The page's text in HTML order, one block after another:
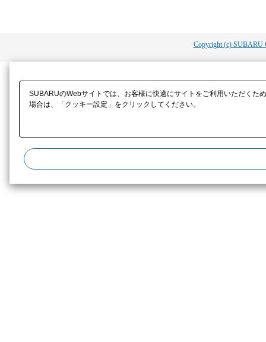
Copyright (c) SUBARU
SUBARUのWebサイトでは、お客様に快適にサイトをご利用いただく
場合は、「クッキー設定」をクリックしてください。​